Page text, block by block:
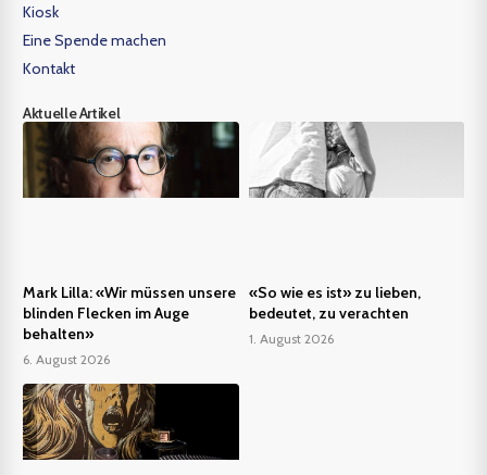
Kiosk
Eine Spende machen
Kontakt
Aktuelle Artikel
Mark Lilla: «Wir müssen unsere
blinden Flecken im Auge
behalten»
6. August 2026
«So wie es ist» zu lieben,
bedeutet, zu verachten
1. August 2026